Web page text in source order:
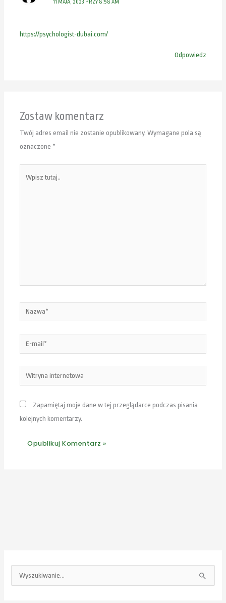
11 MAJA, 2023 PRZY 8:58 AM
https://psychologist-dubai.com/
Odpowiedz
Zostaw komentarz
Twój adres email nie zostanie opublikowany. Wymagane pola są
oznaczone *
Nazwa*
mail*
Witryna
internetowa
Zapamiętaj moje dane w tej przeglądarce podczas pisania
kolejnych komentarzy.